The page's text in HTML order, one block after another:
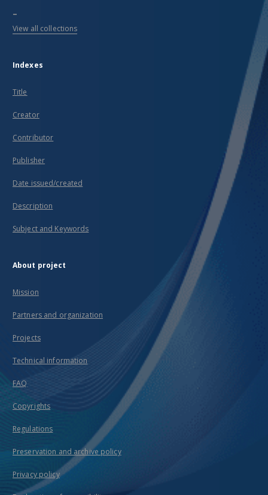
...
View all collections
Indexes
Title
Creator
Contributor
Publisher
Date issued/created
Description
Subject and Keywords
About project
Mission
Partners and organization
Projects
Technical information
FAQ
Copyrights
Regulations
Preservation and archive policy
Privacy policy